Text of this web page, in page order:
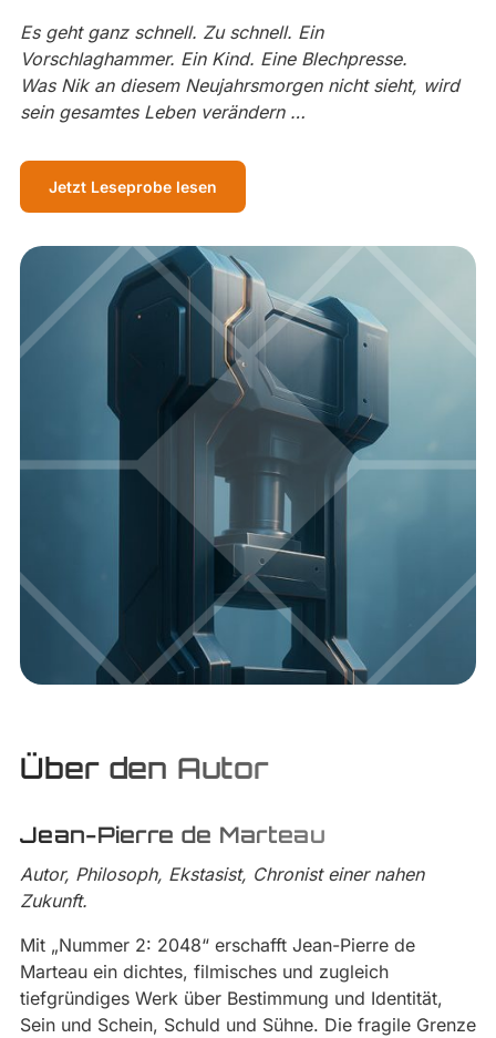
Es geht ganz schnell. Zu schnell. Ein
Vorschlaghammer. Ein Kind. Eine Blechpresse.
Was Nik an diesem Neujahrsmorgen nicht sieht, wird
sein gesamtes Leben verändern …
Jetzt Leseprobe lesen
Über den Autor
Jean-Pierre de Marteau
Autor, Philosoph, Ekstasist, Chronist einer nahen
Zukunft.
Mit „Nummer 2: 2048“ erschafft Jean-Pierre de
Marteau ein dichtes, filmisches und zugleich
tiefgründiges Werk über Bestimmung und Identität,
Sein und Schein, Schuld und Sühne. Die fragile Grenze